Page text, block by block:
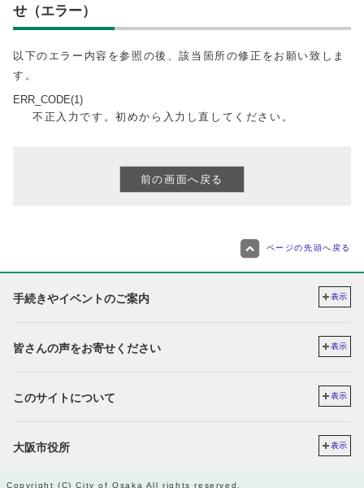
せ（エラー）
以下のエラー内容を参照の後、該当箇所の修正をお願い致しま
す。
ERR_CODE(1)
不正入力です。初めから入力し直してください。
ページの先頭へ戻る
手続きやイベントのご案内 表示
皆さんの声をお寄せください 表示
このサイトについて 表示
大阪市役所 表示
Copyright (C) City of Osaka All rights reserved.